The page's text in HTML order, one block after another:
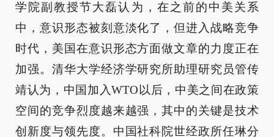
学院副教授节大磊认为，在之前的中美关系
中，意识形态被刻意淡化了，但进入战略竞争
时代，美国在意识形态方面做文章的力度正在
加强。清华大学经济学研究所助理研究员管传
靖认为，中国加入WTO以后，中美之间在政策
空间的竞争烈度越来越强，其中的关键是技术
创新度与领先度。中国社科院世经政所任琳分